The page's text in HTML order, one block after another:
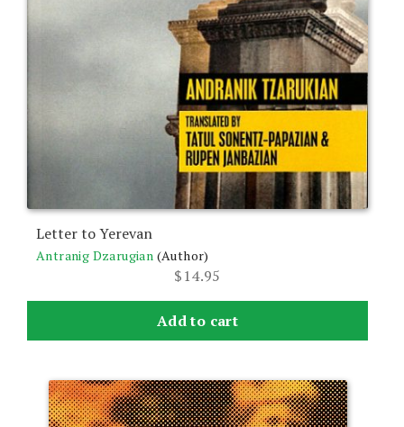
Letter to Yerevan
Antranig Dzarugian (Author)
$14.95
Add to cart